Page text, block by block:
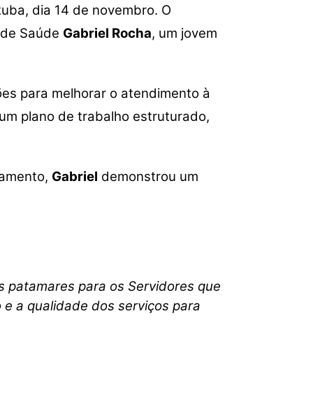
para
aumentar
diminuir
dia 14 de novembro. O
Saúde Gabriel Rocha, um jovem
para melhorar o atendimento à
plano de trabalho estruturado,
Gabriel demonstrou um
patamares para os Servidores que
a qualidade dos serviços para